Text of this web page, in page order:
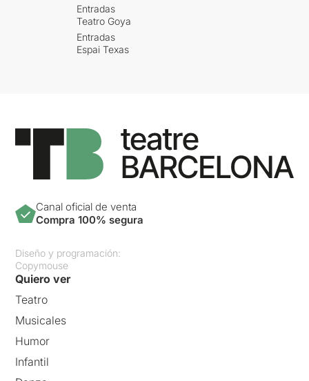
Entradas
Teatro Goya
Entradas
Espai Texas
Canal oficial de venta
Compra 100% segura
Diseño y programación:
Copymouse
Quiero ver
Teatro
Musicales
Humor
Infantil